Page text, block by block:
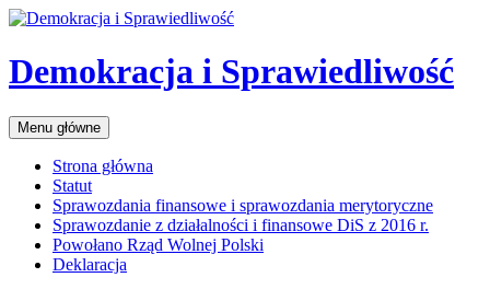
Przejdź
treści
Demokracja i Sprawiedliwość
Szukaj
Menu główne
Strona główna
Statut
Sprawozdania finansowe i sprawozdania merytoryczne
Sprawozdanie z działalności i finansowe DiS z 2016 r.
Powołano Rząd Wolnej Polski
Deklaracja